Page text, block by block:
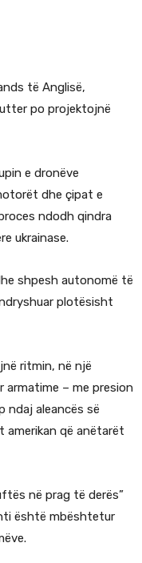
të Anglisë,
po projektojnë
e dronëve
dhe çipat e
ndodh qindra
ukrainase.
shpesh autonomë të
plotësisht
ritmin, në një
armatime – me presion
ndaj aleancës së
amerikan që anëtarët
në prag të derës”
është mbështetur